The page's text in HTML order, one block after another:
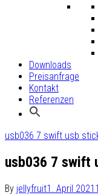
Downloads
Preisanfrage
Kontakt
Referenzen
usb036 7 swift usb
usb036 7 swift
By jellyfruit1. April 2021